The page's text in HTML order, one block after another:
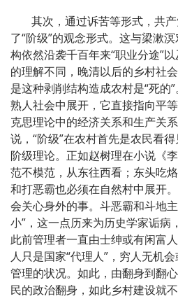
其次，通过诉苦等形式，共
了“阶级”的观念形式。这与梁漱
构依然沿袭千百年来“职业分途”
的理解不同，晚清以后的乡村社
是这种剥削结构造成农村是“死的
熟人社会中展开，它直接指向平
克思理论中的经济关系和生产关
说，“阶级”在农村首先是农民看
阶级理论。正如赵树理在小说《
范不模范，从东往西看；东头吃
和打恶霸也必须在自然村中展开
会关心身外的事。斗恶霸和斗地
小”，这一点历来为历史学家诟病
此前管理者一直由士绅或有闲富
人只是国家“代理人”，穷人无机
管理的状况。如此，由翻身到翻
民的政治翻身，如此乡村建设就